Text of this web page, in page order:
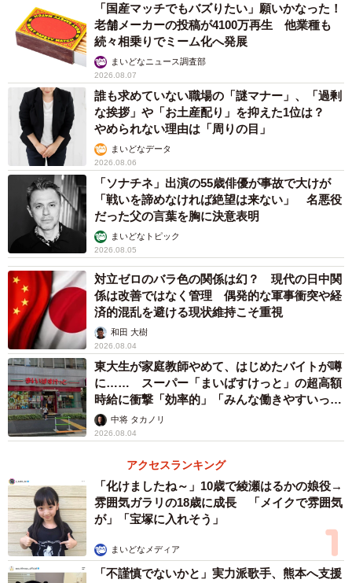
・本業の時間が増えた：（6）
・本業の収入が増えた：（6）
・本業のオンラインでの仕事が減った：（2）
・本業の移動時間が増えた：（1）
※（）内の数字は回答数
3/7
副業でしている仕事（提供画像）
副業の仕事を獲得する手段（提供画像）
「国産マッチでもバズりたい」願いかなった！
老舗メーカーの投稿が4100万再生 他業種も
続々相乗りでミーム化へ発展
まいどなニュース調査部
2026.08.07
誰も求めていない職場の「謎マナー」、「過剰
な挨拶」や「お土産配り」を抑えた1位は？
やめられない理由は「周りの目」
まいどなデータ
2026.08.06
「ソナチネ」出演の55歳俳優が事故で大けが
「戦いを諦めなければ絶望は来ない」 名悪役
だった父の言葉を胸に決意表明
まいどなトピック
2026.08.05
対立ゼロのバラ色の関係は幻？ 現代の日中関
係は改善ではなく管理 偶発的な軍事衝突や経
済的混乱を避ける現状維持こそ重視
和田 大樹
2026.08.04
東大生が家庭教師やめて、はじめたバイトが噂
に…… スーパー「まいばすけっと」の超高額
時給に衝撃「効率的」「みんな働きやすいって
言ってる」
中将 タカノリ
2026.08.04
アクセスランキング
「化けましたね～」10歳で綾瀬はるかの娘役→
雰囲気ガラリの18歳に成長 「メイクで雰囲気
が」「宝塚に入れそう」
まいどなメディア
「不謹慎でないかと」実力派歌手、熊本へ支援